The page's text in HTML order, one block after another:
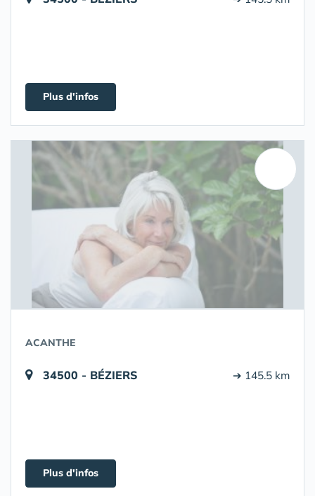
Plus d'infos
ACANTHE
34500 - BÉZIERS ➔ 145.5 km
Plus d'infos